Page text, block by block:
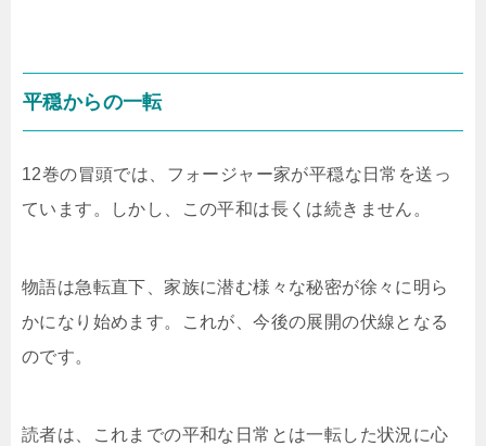
平穏からの一転
12巻の冒頭では、フォージャー家が平穏な日常を送っ
ています。しかし、この平和は長くは続きません。
物語は急転直下、家族に潜む様々な秘密が徐々に明ら
かになり始めます。これが、今後の展開の伏線となる
のです。
読者は、これまでの平和な日常とは一転した状況に心